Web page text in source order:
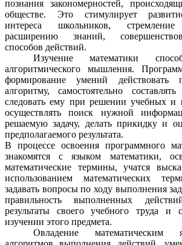
познания закономерностей,
обществе. Это стимулирует
интереса школьников,
расширению знаний,
способов действий.
Изучение математики
алгоритмического мышления.
формирование умений действовать
алгоритму, самостоятельно
следовать ему при решении учебных и
осуществлять поиск нужной
решаемую задачу, делать прикидку и
предполагаемого результата.
В процессе освоения программного
знакомятся с языком математики,
математические термины, учатся
использованием математических
задавать вопросы по ходу выполнения
правильность выполненных
результаты своего учебного труда и
изучении этого предмета.
Овладение математическим